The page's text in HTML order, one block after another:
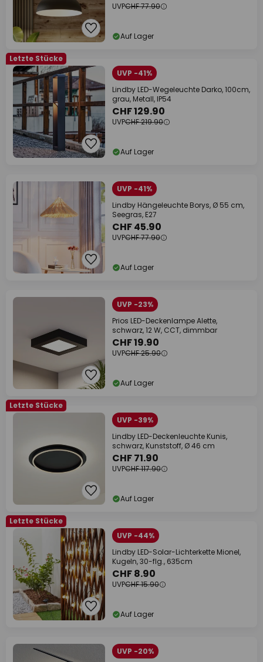
UVPCHF 77.90
Auf Lager
Letzte Stücke
UVP -41%
Lindby LED-Wegeleuchte Darko, 100cm,
grau, Metall, IP54
CHF 129.90
UVPCHF 219.90
Auf Lager
UVP -41%
Lindby Hängeleuchte Borys, Ø 55 cm,
Seegras, E27
CHF 45.90
UVPCHF 77.90
Auf Lager
UVP -23%
Prios LED-Deckenlampe Alette,
schwarz, 12 W, CCT, dimmbar
CHF 19.90
UVPCHF 25.90
Auf Lager
Letzte Stücke
UVP -39%
Lindby LED-Deckenleuchte Kunis,
schwarz, Kunststoff, Ø 46 cm
CHF 71.90
UVPCHF 117.90
Auf Lager
Letzte Stücke
UVP -44%
Lindby LED-Solar-Lichterkette Mionel,
Kugeln, 30-flg., 635cm
CHF 8.90
UVPCHF 15.90
Auf Lager
UVP -20%